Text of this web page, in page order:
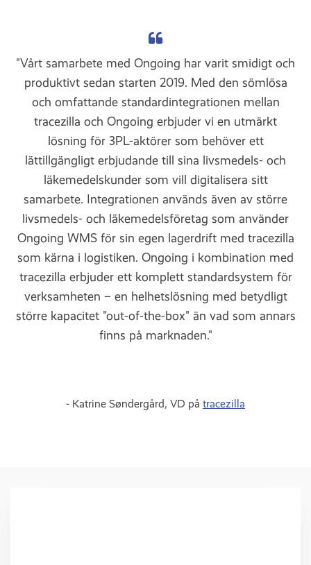
"Vårt samarbete med Ongoing har varit smidigt och
produktivt sedan starten 2019. Med den sömlösa
och omfattande standardintegrationen mellan
tracezilla och Ongoing erbjuder vi en utmärkt
lösning för 3PL-aktörer som behöver ett
lättillgängligt erbjudande till sina livsmedels- och
läkemedelskunder som vill digitalisera sitt
samarbete. Integrationen används även av större
livsmedels- och läkemedelsföretag som använder
Ongoing WMS för sin egen lagerdrift med tracezilla
som kärna i logistiken. Ongoing i kombination med
tracezilla erbjuder ett komplett standardsystem för
verksamheten – en helhetslösning med betydligt
större kapacitet "out-of-the-box" än vad som annars
finns på marknaden."
- Katrine Søndergård, VD på tracezilla